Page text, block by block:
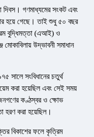
দিবস। গণমাধ্যমের সংকট এবং
হয়ে গেছে। তাই শুধু ৫০ বছর
বুদ্ধিমত্তা (এআই) ও
মোকাবিলায় উদ্ভাবনী সমাধান
সালে সংবিধানের চতুর্থ
করা হয়েছিল এবং সেই সময়
কণ্ঠস্বর ও ক্ষোভ
হরণ করা হয়েছিল।
বিকাশের ফলে কৃত্রিম